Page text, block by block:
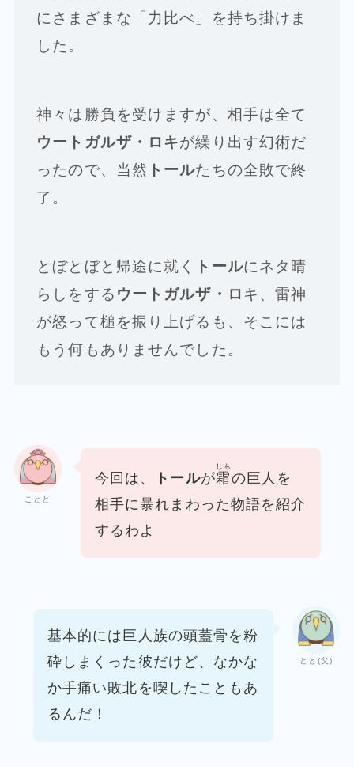
にさまざまな「力比べ」を持ち掛けま
した。
神々は勝負を受けますが、相手は全て
ウートガルザ・ロキが繰り出す幻術だ
ったので、当然 トールたちの全敗で終
了。
とぼとぼと帰途に就く トールにネタ晴
らしをする ウートガルザ・ロ キ、雷神
が怒って槌を振り上げるも、そこには
もう何もありませんでした。
ことと
今回は、 トールが霜
しも
の巨人を
相手に暴れまわった物語を紹介
するわよ
とと(父)
基本的には巨人族の頭蓋骨を粉
砕しまくった彼だけど、 なかな
か手痛い敗北を喫したこともあ
るんだ！